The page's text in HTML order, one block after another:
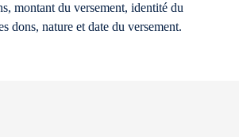
montant du versement, identité du
dons, nature et date du versement.